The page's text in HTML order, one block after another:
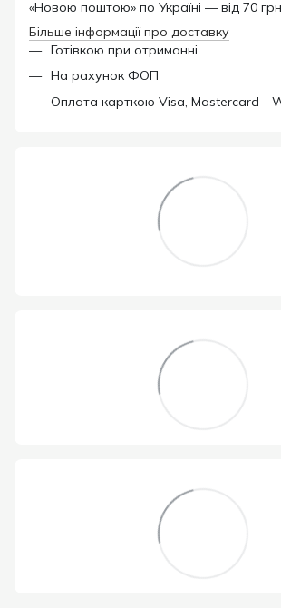
«Новою поштою» по Україні — від 70
Більше інформації про доставку
Готівкою при отриманні
На рахунок ФОП
Оплата карткою Visa, Mastercard -